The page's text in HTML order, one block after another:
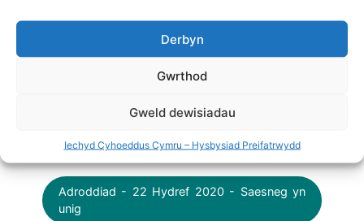
Derbyn
Gwrthod
Gweld dewisiadau
Iechyd Cyhoeddus Cymru – Hysbysiad Preifatrwydd
Diweddariad epidemioleg COVID-19
Defnyddiwyd yr adroddiadau hyn yn ystod
cyfnod pandemig COVID-19 er mwyn llywio
maen nhw ar gael yn Saesneg yn unig.
Awduron: Mark Bellis, Mariana Dyakova + 1 mwy
Adroddiad - 22 Hydref 2020 - Saesneg yn
unig